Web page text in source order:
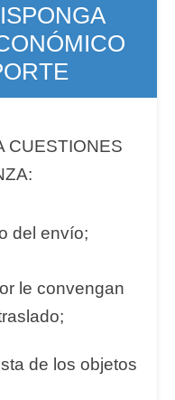
CUESTIONES
del envío;
le convengan
de los objetos